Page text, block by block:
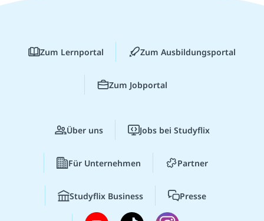
Zum Lernportal Zum Ausbildungsportal
Zum Jobportal
Über uns Jobs bei Studyflix
Für Unternehmen Partner
Studyflix Business Presse